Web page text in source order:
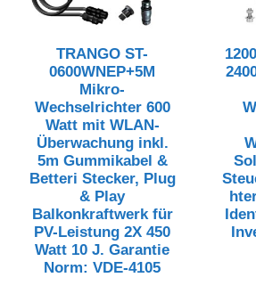
TRANGO ST-
0600WNEP+5M
Mikro-
Wechselrichter 600
Watt mit WLAN-
Überwachung inkl.
5m Gummikabel &
Betteri Stecker, Plug
& Play
Balkonkraftwerk für
PV-Leistung 2X 450
Watt 10 J. Garantie
Norm: VDE-4105